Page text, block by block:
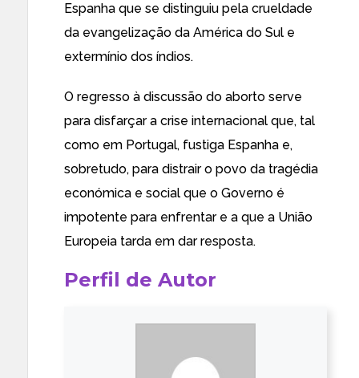
Espanha que se distinguiu pela crueldade
da evangelização da América do Sul e
extermínio dos índios.
O regresso à discussão do aborto serve
para disfarçar a crise internacional que, tal
como em Portugal, fustiga Espanha e,
sobretudo, para distrair o povo da tragédia
económica e social que o Governo é
impotente para enfrentar e a que a União
Europeia tarda em dar resposta.
Perfil de Autor